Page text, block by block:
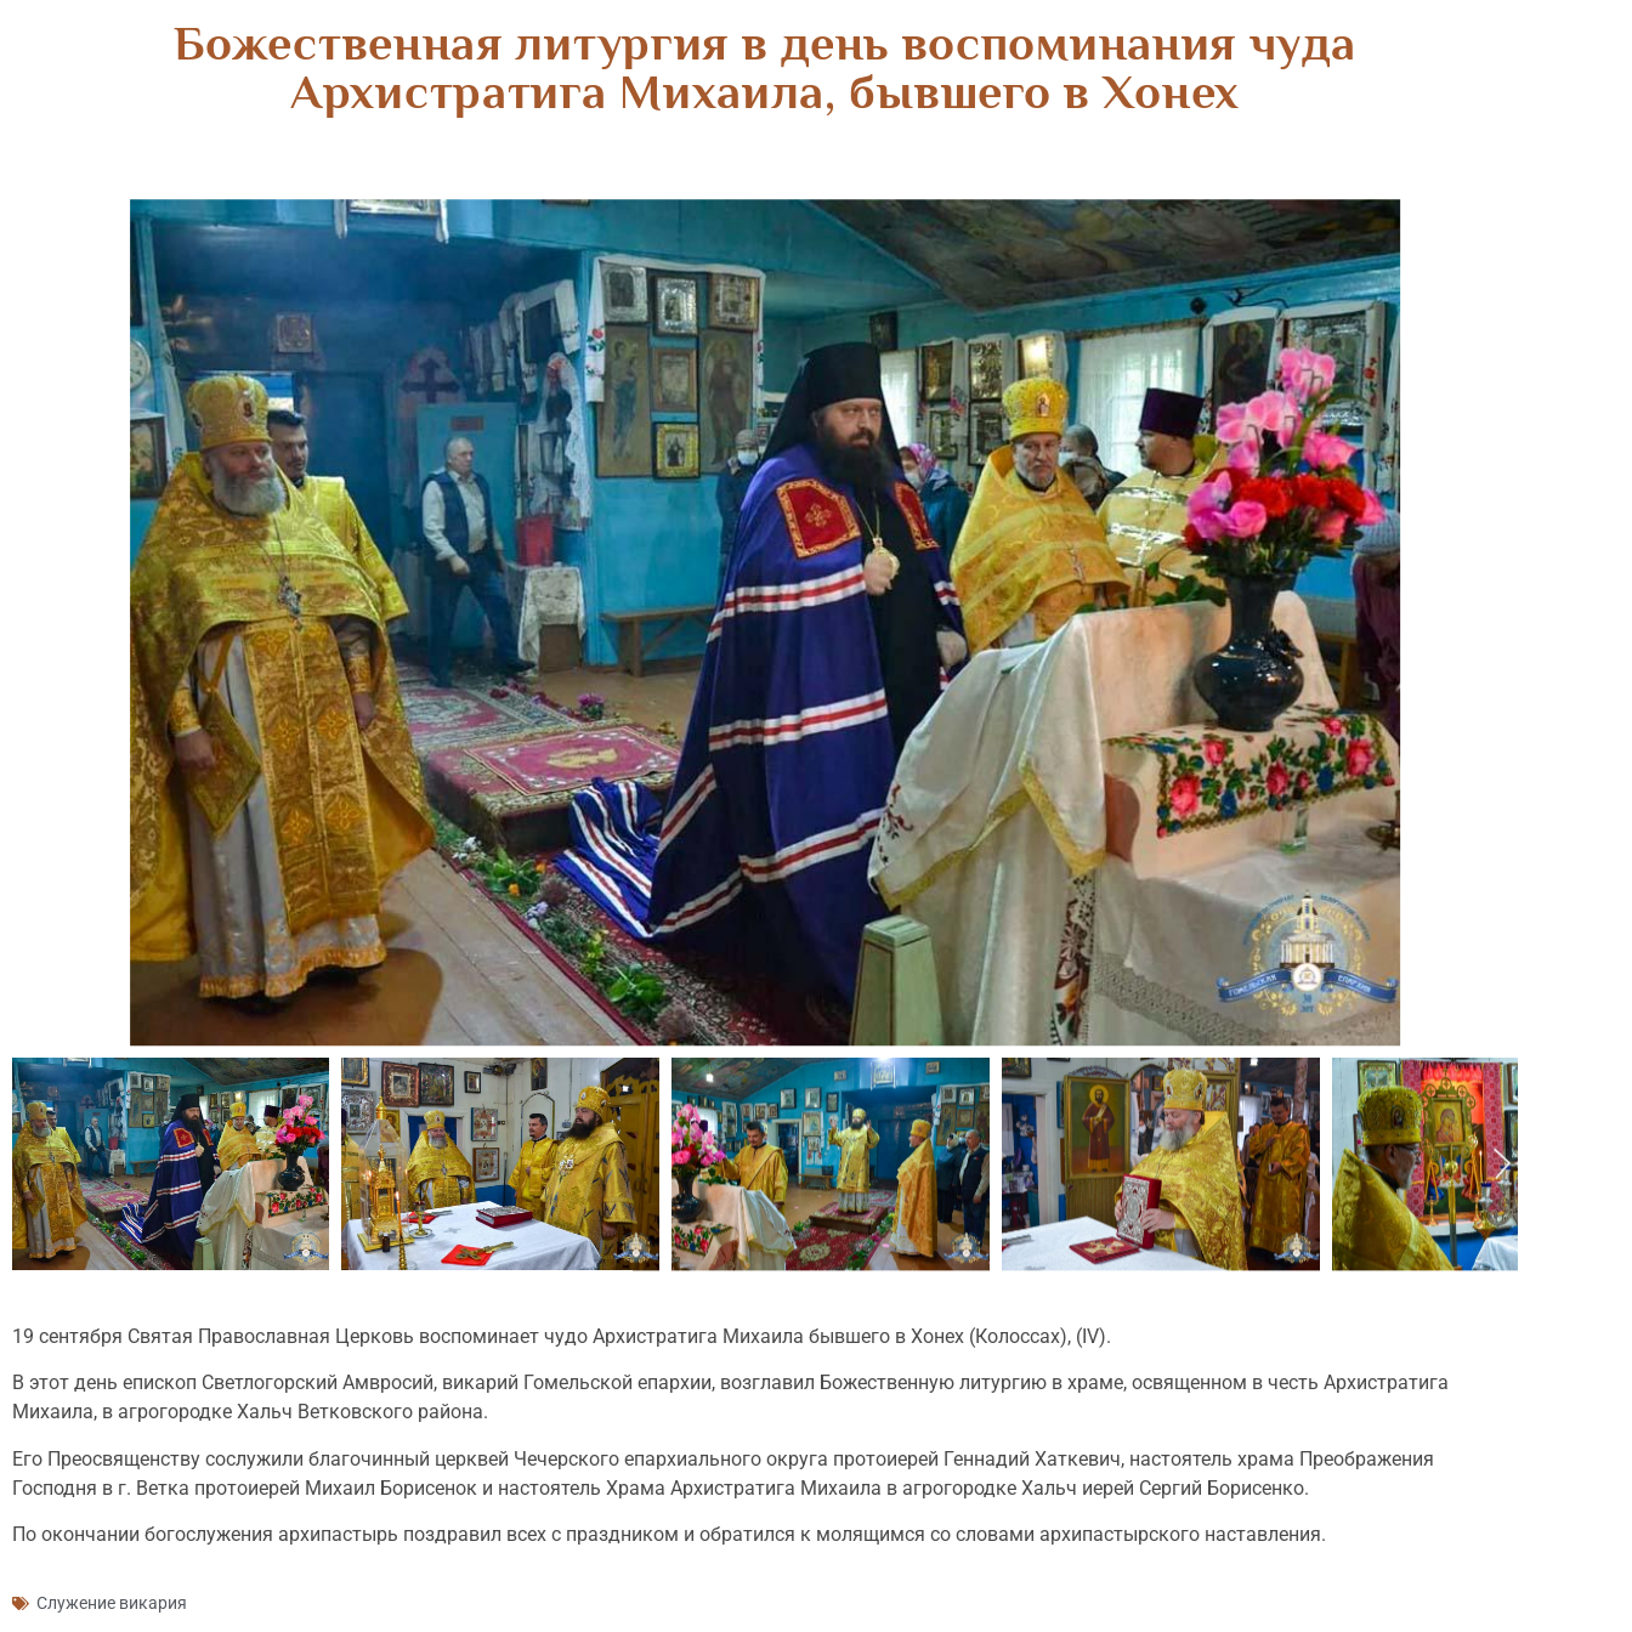
Божественная литургия в день воспоминания чуда
Архистратига Михаила, бывшего в Хонех
19 сентября Святая Православная Церковь воспоминает чудо Архистратига Михаила бывшего в Хонех (Колоссах), (IV).
В этот день епископ Светлогорский Амвросий, викарий Гомельской епархии, возглавил Божественную литургию в храме, освященном в честь Архистратига
Михаила, в агрогородке Хальч Ветковского района.
Его Преосвященству сослужили благочинный церквей Чечерского епархиального округа протоиерей Геннадий Хаткевич, настоятель храма Преображения
Господня в г. Ветка протоиерей Михаил Борисенок и настоятель Храма Архистратига Михаила в агрогородке Хальч иерей Сергий Борисенко.
По окончании богослужения архипастырь поздравил всех с праздником и обратился к молящимся со словами архипастырского наставления.
Служение викария